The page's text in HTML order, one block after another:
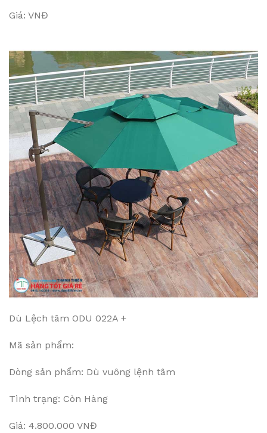
Giá: VNĐ
Dù Lệch tâm ODU 022A +
Mã sản phẩm:
Dòng sản phẩm: Dù vuông lệnh tâm
Tình trạng: Còn Hàng
Giá: 4.800.000 VNĐ